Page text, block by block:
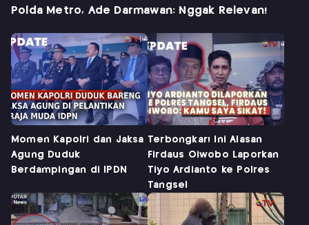
Polda Metro, Ade Darmawan: Nggak Relevan!
Momen Kapolri dan Jaksa
Agung Duduk
Berdampingan di IPDN
Terbongkar! Ini Alasan
Firdaus Oiwobo Laporkan
Tiyo Ardianto ke Polres
Tangsel